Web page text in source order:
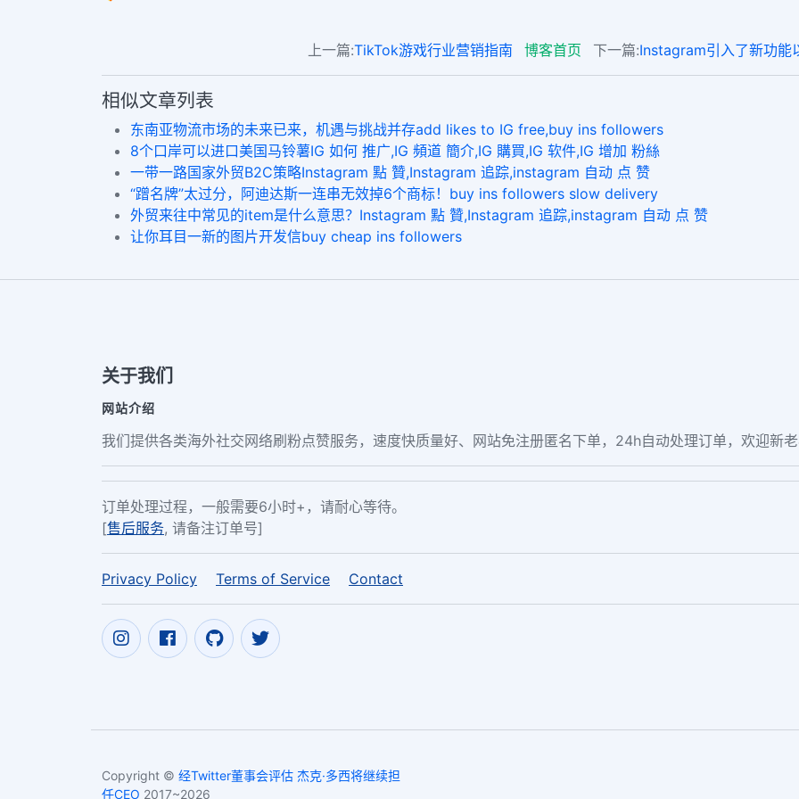
上一篇:TikTok游戏行业营销指南 博客首页 下一篇:Instagram引入了新功能
相似文章列表
东南亚物流市场的未来已来，机遇与挑战并存add likes to IG free,buy ins followers
8个口岸可以进口美国马铃薯IG 如何 推广,IG 頻道 簡介,IG 購買,IG 软件,IG 增加 粉絲
一带一路国家外贸B2C策略Instagram 點 贊,Instagram 追踪,instagram 自动 点 赞
“蹭名牌”太过分，阿迪达斯一连串无效掉6个商标！buy ins followers slow delivery
外贸来往中常见的item是什么意思？Instagram 點 贊,Instagram 追踪,instagram 自动 点 赞
让你耳目一新的图片开发信buy cheap ins followers
关于我们
网站介绍
我们提供各类海外社交网络刷粉点赞服务，速度快质量好、网站免注册匿名下单，24h自动处理订单，欢迎新老
订单处理过程，一般需要6小时+，请耐心等待。
[售后服务, 请备注订单号]
Privacy Policy Terms of Service Contact
Copyright © 经Twitter董事会评估 杰克·多西将继续担
任CEO 2017~2026